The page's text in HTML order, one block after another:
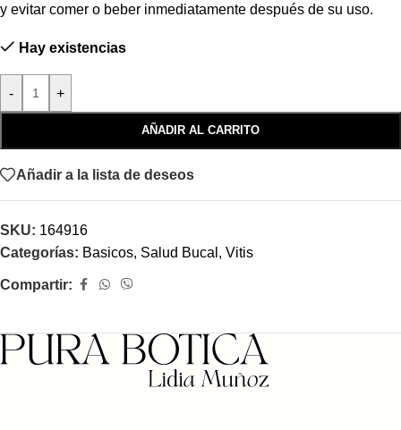
y evitar comer o beber inmediatamente después de su uso.
Hay existencias
- +
AÑADIR AL CARRITO
Añadir a la lista de deseos
SKU: 164916
Categorías: Basicos, Salud Bucal , Vitis
Compartir: